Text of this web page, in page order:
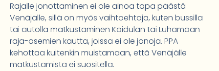
Rajalle jonottaminen ei ole ainoa tapa päästä
Venäjälle, sillä on myös vaihtoehtoja, kuten bussilla
tai autolla matkustaminen Koidulan tai Luhamaan
raja-asemien kautta, joissa ei ole jonoja. PPA
kehottaa kuitenkin muistamaan, että Venäjälle
matkustamista ei suositella.